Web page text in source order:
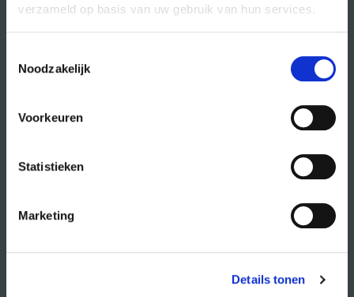
verzameld op basis van uw gebruik van hun services.
Noodzakelijk
Voorkeuren
Statistieken
Marketing
Details tonen
agenda
wat doet CREA?